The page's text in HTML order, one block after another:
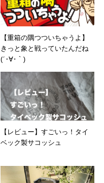
【重箱の隅つついちゃうよ】
きっと象と戦っていたんだね
(´･∀･｀)
【レビュー】すごいっ！タイ
ベック製サコッシュ